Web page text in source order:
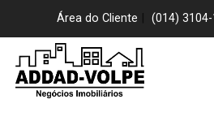
Área do Cliente (014)